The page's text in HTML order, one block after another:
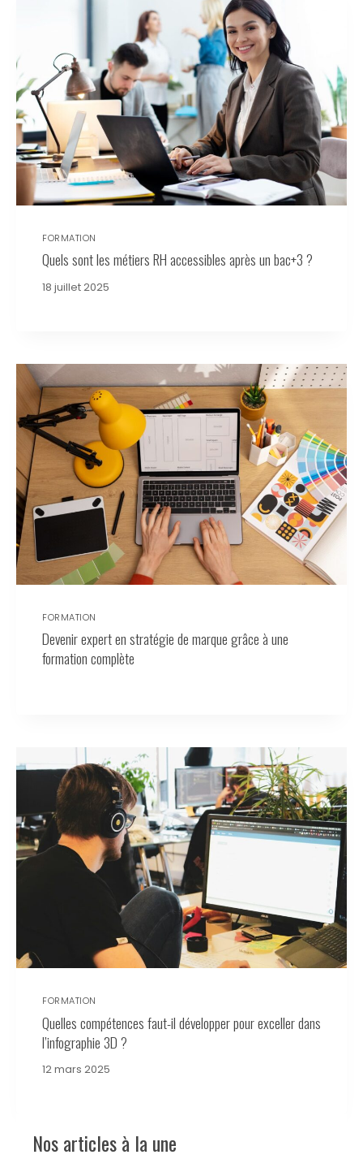
FORMATION
Quels sont les métiers RH accessibles après un bac+3 ?
18 juillet 2025
FORMATION
Devenir expert en stratégie de marque grâce à une
formation complète
FORMATION
Quelles compétences faut-il développer pour exceller dans
l’infographie 3D ?
12 mars 2025
Nos articles à la une